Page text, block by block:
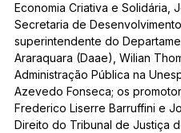
Economia Criativa e Solidária,
Secretaria de
superintendente do
Araraquara (Daae), Wilian
Administração Pública na
Azevedo Fonseca; os
Frederico Liserre Barruffini e
Direito do Tribunal de Justiça